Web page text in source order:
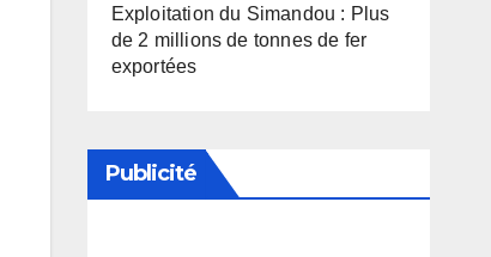
Exploitation du Simandou : Plus
de 2 millions de tonnes de fer
exportées
Publicité